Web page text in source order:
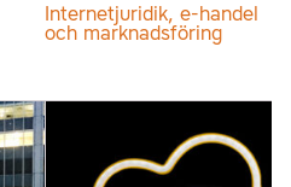
Internetjuridik, e-handel
och marknadsföring